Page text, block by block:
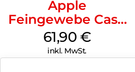
Apple
Feingewebe Case
iPhone 15 Pro
MagSafe Schwarz
61,90 €
inkl. MwSt.